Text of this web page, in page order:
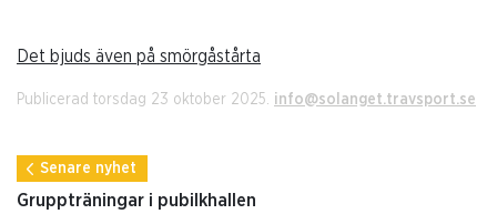
Det bjuds även på smörgåstårta
Publicerad torsdag 23 oktober 2025. info@solanget.travsport.se
Senare nyhet
Gruppträningar i pubilkhallen